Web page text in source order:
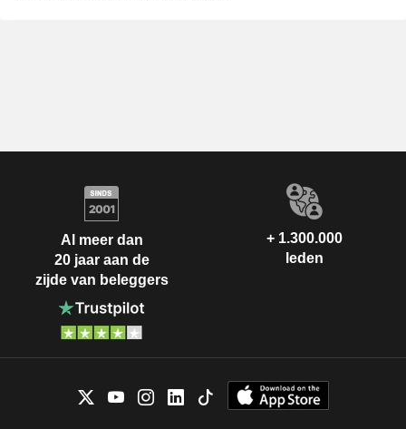
Al meer dan
20 jaar aan de
zijde van beleggers
+ 1.300.000
leden